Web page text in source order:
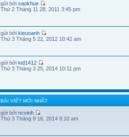
gửi bởisaokhue
Thứ 2 Tháng 11 28, 2011 3:45 pm
gửi bởikieuoanh
Thứ 3 Tháng 5 22, 2012 10:42 am
gửi bởikid1412
Thứ 3 Tháng 3 25, 2014 10:11 pm
BÀI VIẾT MỚI NHẤT
gửi bởincvinh
Thứ 3 Tháng 9 16, 2014 9:10 am